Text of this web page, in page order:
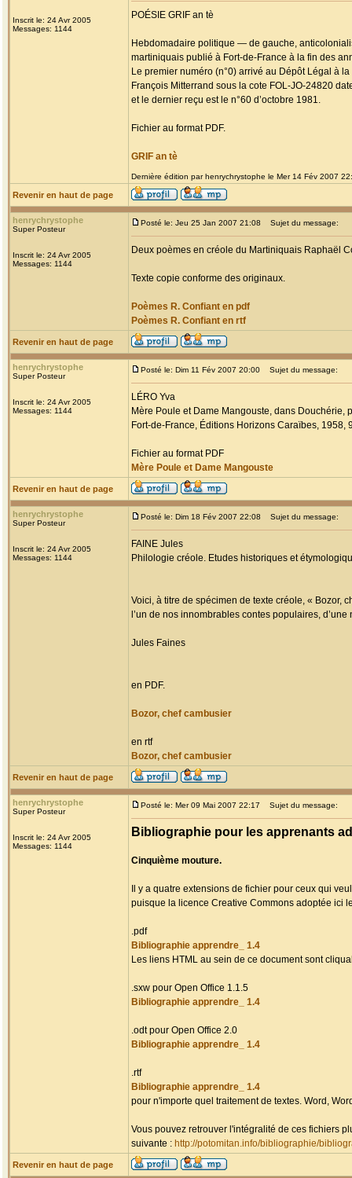
Inscrit le: 24 Avr 2005
Messages: 1144
POÉSIE GRIF an tè
Hebdomadaire politique — de gauche,
martiniquais publié à Fort-de-France à la fin des
Le premier numéro (n°0) arrivé au Dépôt Légal à
François Mitterrand sous la cote FOL-JO-24820
et le dernier reçu est le n°60 d’octobre 1981.
Fichier au format PDF.
GRIF an tè
Dernière édition par henrychrystophe le Mer 14 Fév 2007
Revenir en haut de page
henrychrystophe
Super Posteur
Inscrit le: 24 Avr 2005
Messages: 1144
Posté le: Jeu 25 Jan 2007 21:08 Sujet du message:
Deux poèmes en créole du Martiniquais Raphaël
Texte copie conforme des originaux.
Poèmes R. Confiant en pdf
Poèmes R. Confiant en rtf
Revenir en haut de page
henrychrystophe
Super Posteur
Inscrit le: 24 Avr 2005
Messages: 1144
Posté le: Dim 11 Fév 2007 20:00 Sujet du message:
LÉRO Yva
Mère Poule et Dame Mangouste, dans Douchérie,
Fort-de-France, Éditions Horizons Caraïbes, 1958,
Fichier au format PDF
Mère Poule et Dame Mangouste
Revenir en haut de page
henrychrystophe
Super Posteur
Inscrit le: 24 Avr 2005
Messages: 1144
Posté le: Dim 18 Fév 2007 22:08 Sujet du message:
FAINE Jules
Philologie créole. Etudes historiques et
Voici, à titre de spécimen de texte créole, « Bozor,
l’un de nos innombrables contes populaires, d’une
Jules Faines
en PDF.
Bozor, chef cambusier
en rtf
Bozor, chef cambusier
Revenir en haut de page
henrychrystophe
Super Posteur
Inscrit le: 24 Avr 2005
Messages: 1144
Posté le: Mer 09 Mai 2007 22:17 Sujet du message:
Bibliographie pour les apprenants
Cinquième mouture.
Il y a quatre extensions de fichier pour ceux qui
puisque la licence Creative Commons adoptée ici
.pdf
Bibliographie apprendre_ 1.4
Les liens HTML au sein de ce document sont
.sxw pour Open Office 1.1.5
Bibliographie apprendre_ 1.4
.odt pour Open Office 2.0
Bibliographie apprendre_ 1.4
.rtf
Bibliographie apprendre_ 1.4
pour n'importe quel traitement de textes. Word,
Vous pouvez retrouver l'intégralité de ces fichiers
suivante : http://potomitan.info/bibliographie/
Revenir en haut de page